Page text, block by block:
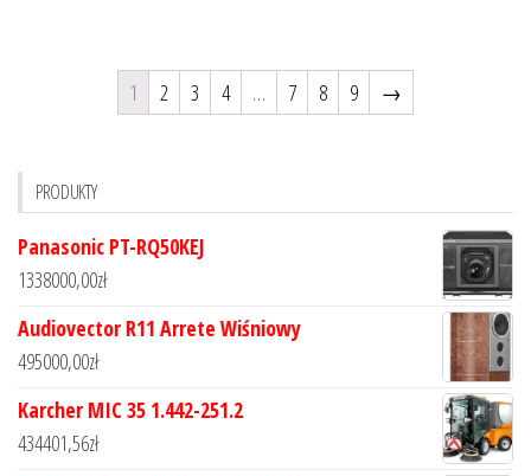
1 2 3 4 … 7 8 9 →
PRODUKTY
Panasonic PT-RQ50KEJ
1338000,00zł
Audiovector R11 Arrete Wiśniowy
495000,00zł
Karcher MIC 35 1.442-251.2
434401,56zł